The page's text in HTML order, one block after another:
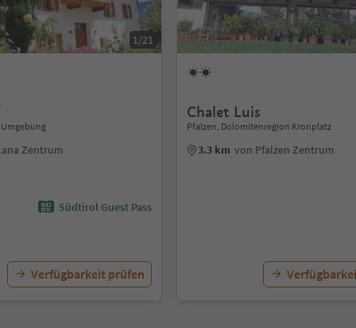
1/21
Zentrum
Südtirol Guest Pass
Verfügbarkeit prüfen
Chalet Luis
Pfalzen, Dolomitenregion Kronplatz
3.3 km von Pfalzen Zentrum